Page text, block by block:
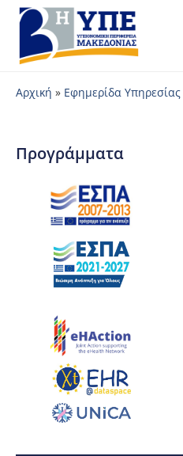
Αρχική » Εφημερίδα Υπηρεσίας
Προγράμματα